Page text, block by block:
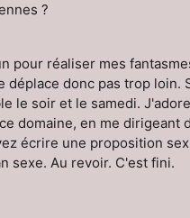
?
pour réaliser mes
donc pas trop loin.
le soir et le samedi.
domaine, en me dirigeant
écrire une proposition
sexe. Au revoir. C'est fini.